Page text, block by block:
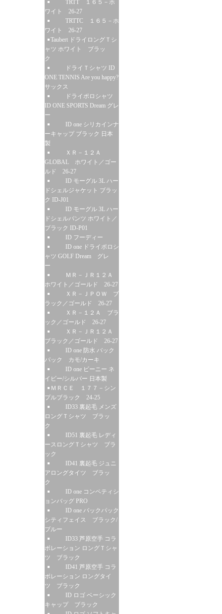
TRTT １６５－ホ
ワイト 26-27
TRTTC １６５－ホ
ワイト 26-27
Taubert ドライロングＴシ
ャツ ホワイト ブラッ
ク
ドライＴシャツ ID
ONE TENNIS Are you happy?
サックス
ドライポロシャツ
ID ONE SPORTS Dream グレ
ー
ID one シリカインナ
ーキャップ ブラック 日本
製
ＸＲ－１２Ａ
GLOBAL ホワイト／ゴー
ルド 26-27
ID モーグル 3L ハー
ドシェルジャケット ブラッ
ク ID-J01
ID モーグル 3L ハー
ドシェルパンツ ホワイト／
ブラック ID-P01
ID フーディー
ID one ドライポロシ
ャツ GOLF Dream グレ
ー
ＭＲ－ＪＲ１２Ａ
ホワイト／ゴールド 26-27
ＸＲ－ＪＰＯＷ ブ
ラック／ゴールド 26-27
ＸＲ－１２Ａ ブラ
ック／ゴールド 26-27
ＸＲ－ＪＲ１２Ａ
ブラック／ゴールド 26-27
ID one 防水 バック
パック カモ/カーキ
ID one ビーニー ネ
イビー/シルバー 日本製
ＭＲＣＥ １７７－シン
プルブラック 24-25
ID33 裏起毛 メンズ
ロングＴシャツ ブラッ
ク
ID51 裏起毛 レディ
ースロングＴシャツ ブラ
ック
ID41 裏起毛 ジュニ
アロングタイツ ブラッ
ク
ID one コンペティシ
ョンバッグ PRO
ID one バックパック
シティフェイス ブラック/
ブルー
ID33 芦原空手 コラ
ボレーション ロングＴシャ
ツ ブラック
ID41 芦原空手 コラ
ボレーション ロングタイ
ツ ブラック
ID ロゴ ベーシック
キャップ ブラック